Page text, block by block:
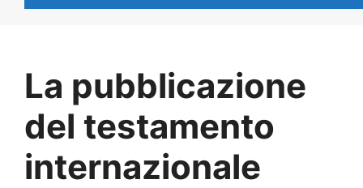
La pubblicazione
del testamento
internazionale